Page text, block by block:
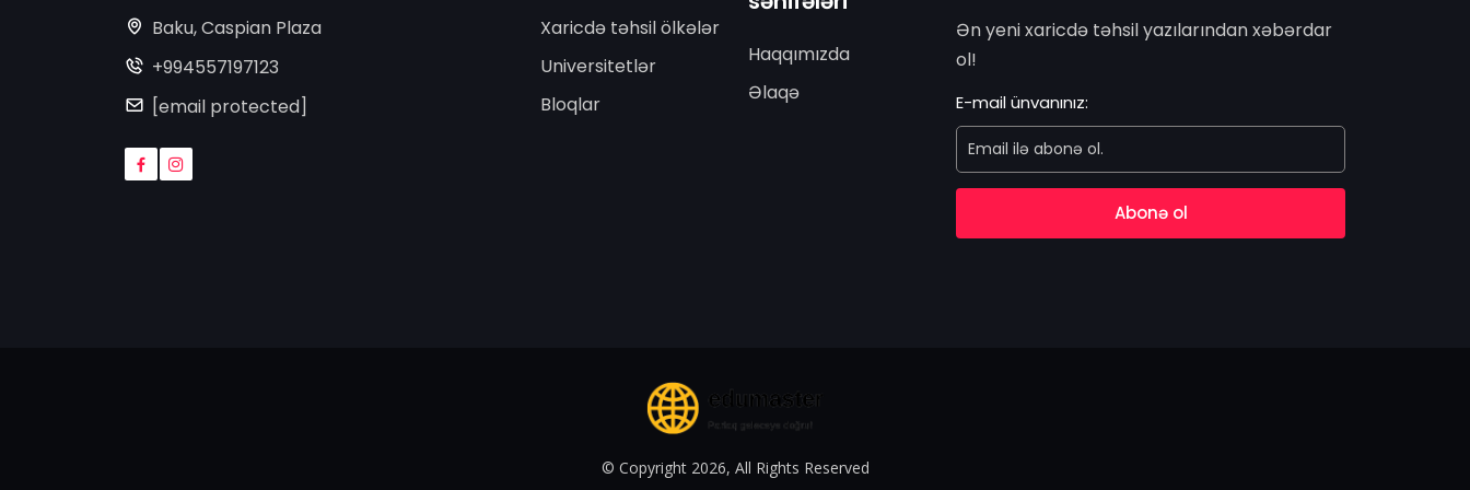
Baku, Caspian Plaza
+994557197123
[email protected]
Xaricdə təhsil ölkələr
Universitetlər
Bloqlar
Haqqımızda
Əlaqə
Ən yeni xaricdə təhsil yazılarından xəbərdar
ol!
E-mail ünvanınız:
Abonə ol
© Copyright 2026, All Rights Reserved